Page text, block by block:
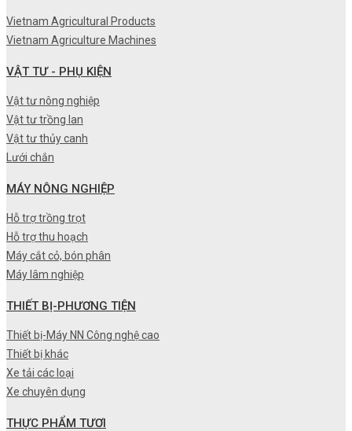
Vietnam Agricultural Products
Vietnam Agriculture Machines
VẬT TƯ - PHỤ KIỆN
Vật tư nông nghiệp
Vật tư trồng lan
Vật tư thủy canh
Lưới chắn
MÁY NÔNG NGHIỆP
Hỗ trợ trồng trọt
Hỗ trợ thu hoạch
Máy cắt cỏ, bón phân
Máy lâm nghiệp
THIẾT BỊ-PHƯƠNG TIỆN
Thiết bị-Máy NN Công nghệ cao
Thiết bị khác
Xe tải các loại
Xe chuyên dụng
THỰC PHẨM TƯƠI